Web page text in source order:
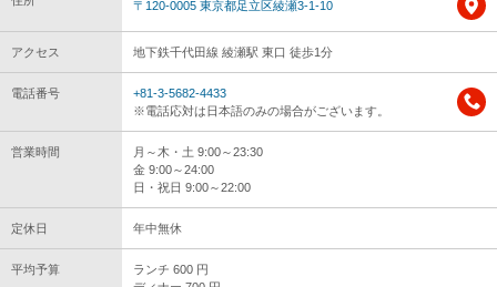
〒120-0005 東京都足立区綾瀬3-1-10
アクセス 地下鉄千代田線 綾瀬駅 東口 徒歩1分
電話番号
+81-3-5682-4433
※電話応対は日本語のみの場合がございます。
営業時間
月～木・土 9:00～23:30
金 9:00～24:00
日・祝日 9:00～22:00
定休日 年中無休
平均予算
ランチ 600 円